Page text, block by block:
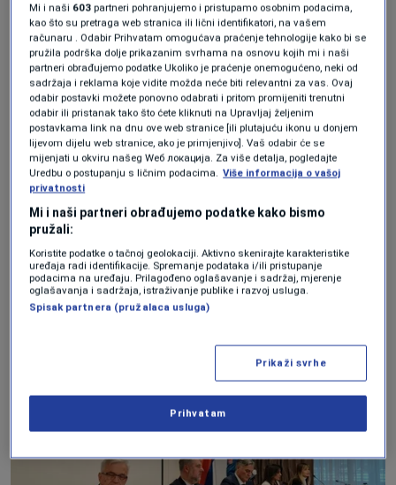
"Ovaj sistem je rezultat intenzivnog timskog
rada članova MUP-a i interresorne radne rupe
Vlade RS", rekao je ministar unutrašnjih
poslova RS Siniša Karan dodajući da će se
uspjeh sistema mjeriti svakim spašenim
životom.
On je istakao da MUP ima kapacitet, znanje,
istrajnost i volju kada je u pitanju zaštita
maloljetnika.
Mi i naši 603 partneri pohranjujemo i pristupamo osobnim podacima,
kao što su pretraga web stranica ili lični identifikatori, na vašem
računaru . Odabir Prihvatam omogućava praćenje tehnologije kako bi se
pružila podrška dolje prikazanim svrhama na osnovu kojih mi i naši
partneri obrađujemo podatke Ukoliko je praćenje onemogućeno, neki od
sadržaja i reklama koje vidite možda neće biti relevantni za vas. Ovaj
odabir postavki možete ponovno odabrati i pritom promijeniti trenutni
odabir ili pristanak tako što ćete kliknuti na Upravljaj željenim
postavkama link na dnu ove web stranice [ili plutajuću ikonu u donjem
lijevom dijelu web stranice, ako je primjenjivo]. Vaš odabir će se
mijenjati u okviru našeg Wеб локација. Za više detalja, pogledajte
Uredbu o postupanju s ličnim podacima. Više informacija o vašoj
privatnosti
Mi i naši partneri obrađujemo podatke kako bismo
pružali:
Koristite podatke o tačnoj geolokaciji. Aktivno skenirajte karakteristike
uređaja radi identifikacije. Spremanje podataka i/ili pristupanje
podacima na uređaju. Prilagođeno oglašavanje i sadržaj, mjerenje
oglašavanja i sadržaja, istraživanje publike i razvoj usluga.
Spisak partnera (pružalaca usluga)
Prikaži svrhe
Prihvatam